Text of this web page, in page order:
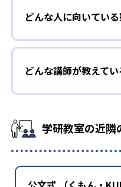
どんな人に向いている
どんな講師が教えてい
学研教室の近隣